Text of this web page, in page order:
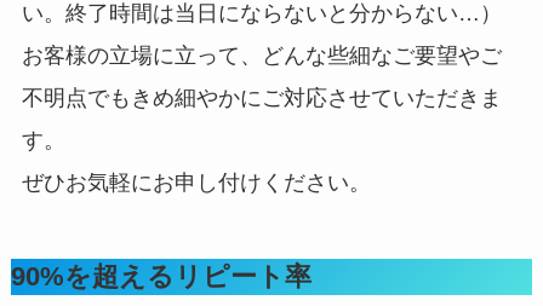
い。終了時間は当日にならないと分からない…）
お客様の立場に立って、どんな些細なご要望やご
不明点でもきめ細やかにご対応させていただきま
す。
ぜひお気軽にお申し付けください。
90%を超えるリピート率